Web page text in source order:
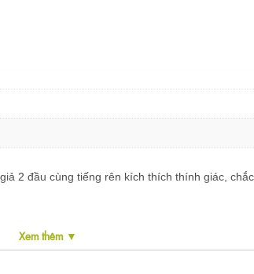
2 đầu cùng tiếng rên kích thích thính giác,
Xem thêm ▼